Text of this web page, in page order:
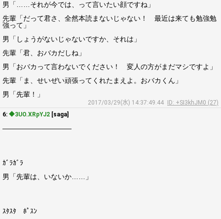
男「……それが今では、って言いたい顔ですね」
先輩「だって君さ、全然本読まないじゃない！ 最近は来ても勉強勉
強って」
男「しょうがないじゃないですか、それは」
先輩「君、おバカだしね」
男「おバカって言わないでください！ 変人の方がまだマシですよ」
先輩「ま、せいぜい頑張ってくれたまえよ。おバカくん」
男「先輩！」
2017/03/29(水) 14:37:49.44
ID: +SI3khJM0 (27)
6: ◆3UO.XRpYJ2 [saga]
――――――――――
ｶﾞﾗｶﾞﾗ
男「先輩は、いないか……」
ｽﾀｽﾀ ﾎﾟｽﾝ